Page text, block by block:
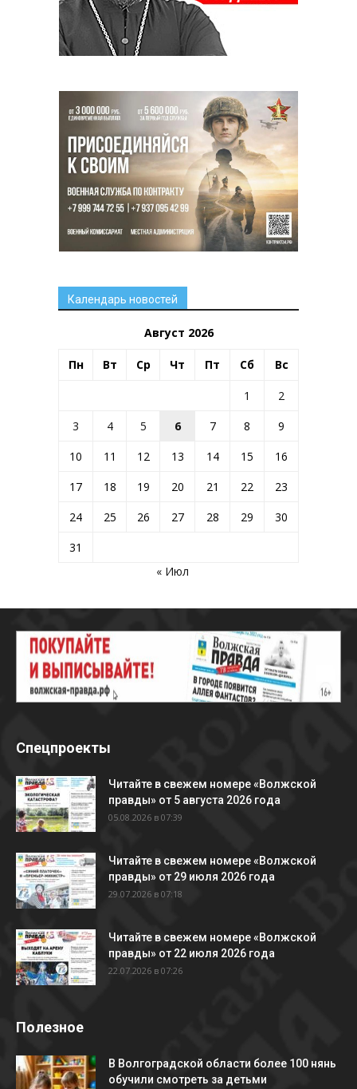
Календарь новостей
Август 2026
Пн Вт Ср Чт Пт Сб Вс
1
2
3
4 5 6 7 8
9
10
11 12 13 14 15
16
17
18 19 20 21 22
23
24
25 26 27 28 29
30
31
« Июл
Спецпроекты
Читайте в свежем номере «Волжской
правды» от 5 августа 2026 года
05.08.2026 в 07:39
Читайте в свежем номере «Волжской
правды» от 29 июля 2026 года
29.07.2026 в 07:18
Читайте в свежем номере «Волжской
правды» от 22 июля 2026 года
22.07.2026 в 07:26
Полезное
В Волгоградской области более 100 нянь
обучили смотреть за детьми